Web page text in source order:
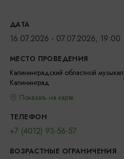
ДАТА
16.07.2026 - 07.07.2026, 19:00
МЕСТО ПРОВЕДЕНИЯ
Калининградский областной
Калининград
Показать на карте
ТЕЛЕФОН
+7 (4012) 93-56-57
ВОЗРАСТНЫЕ ОГРАНИЧЕНИЯ